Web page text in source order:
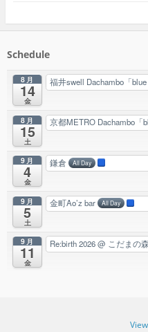
Schedule
8月
14
金
福井swell Dachambo「
8月
15
土
京都METRO Dachambo「
9月
4
金
鎌倉 All Day
9月
5
土
金町Ao’z bar All Day
9月
11
金
Re:birth 2026@ こだまの森